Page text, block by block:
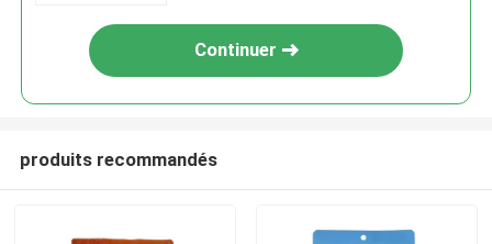
Continuer
produits recommandés